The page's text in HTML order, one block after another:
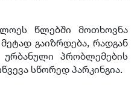
წლებში მოთხოვნა
გაიზრდება, რადგან
პრობლემების
სწორედ პარკინგია.